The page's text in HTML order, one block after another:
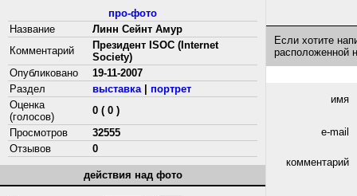
про-фото
Название
Линн Сейнт Амур
Комментарий
Президент ISOC (Internet
Society)
Опубликовано
19-11-2007
Раздел
выставка| портрет
Оценка
(голосов)
0 ( 0 )
Просмотров
32555
Отзывов
0
действия над фото
Если хотите
расположенной
имя
e-mail
комментарий